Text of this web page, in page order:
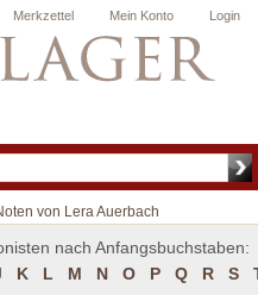
Login
Mein Konto
Merkzettel
von Lera Auerbach
nach Anfangsbuchstaben:
K L M N O P Q R S